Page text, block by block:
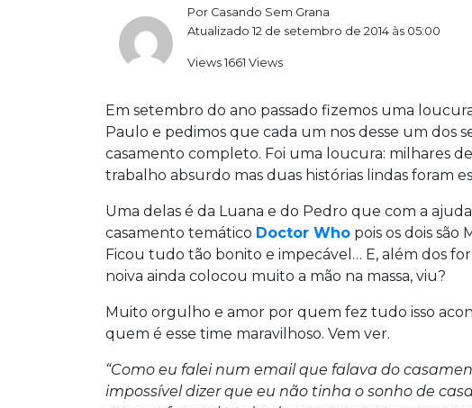
Por Casando Sem Grana
Atualizado 12 de setembro de 2014 às 05:00
Views 1661 Views
Em setembro do ano passado fizemos uma
Paulo e pedimos que cada um nos desse um dos
casamento completo. Foi uma loucura: milhares
trabalho absurdo mas duas histórias lindas foram
Uma delas é da Luana e do Pedro que com a
casamento temático Doctor Who pois os dois são
Ficou tudo tão bonito e impecável… E, além dos
noiva ainda colocou muito a mão na massa, viu?
Muito orgulho e amor por quem fez tudo isso
quem é esse time maravilhoso. Vem ver.
“Como eu falei num email que falava do
impossível dizer que eu não tinha o sonho de